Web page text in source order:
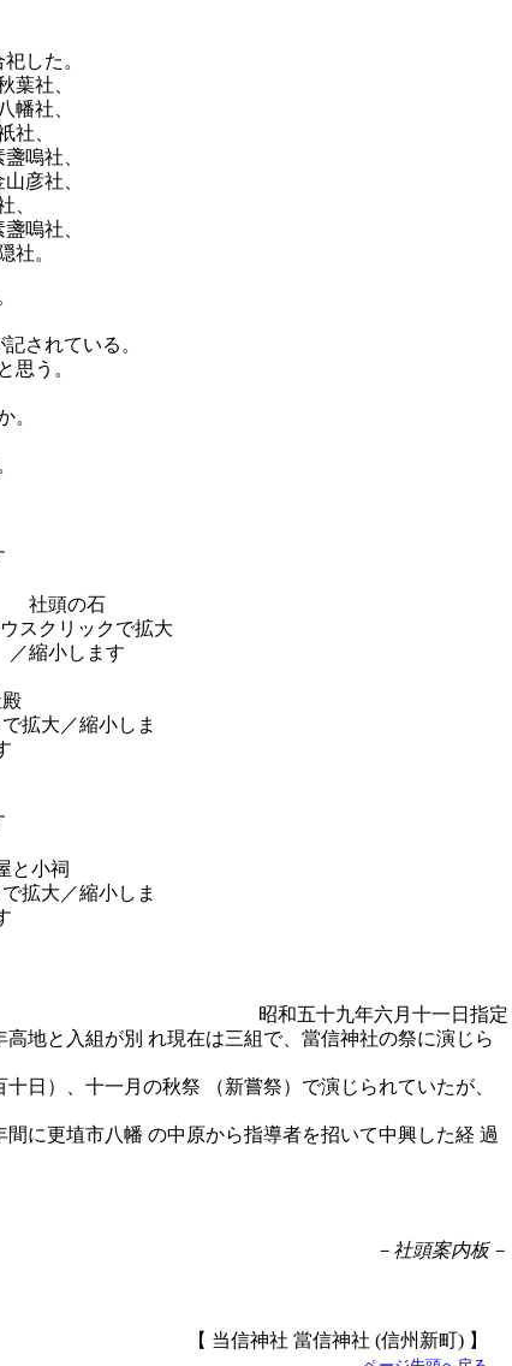
した。
社、
社、
、
嗚社、
彦社、
、
嗚社、
。
されている。
思う。
。
社頭の石
と小祠
昭和五十九年六月十一日指定
地と入組が別 れ現在は三組で、當信神社の祭に演じら
日）、十一月の秋祭 （新嘗祭）で演じられていたが、
に更埴市八幡 の中原から指導者を招いて中興した経 過
－社頭案内板－
【 当信神社 當信神社 (信州新町) 】